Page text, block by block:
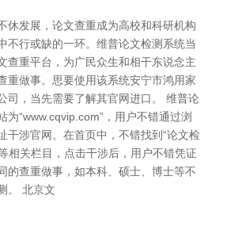
休发展，论文查重成为高校和科研机构
不行或缺的一环。维普论文检测系统当
查重平台，为广民众生和相干东说念主
重做事。思要使用该系统安宁市鸿用家
司，当先需要了解其官网进口。 维普论
为“www.cqvip.com”，用户不错通过浏
干涉官网。在首页中，不错找到“论文检
相关栏目，点击干涉后，用户不错凭证
的查重做事，如本科、硕士、博士等不
。 北京文